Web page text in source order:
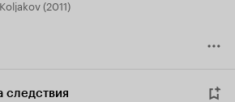
(2011)